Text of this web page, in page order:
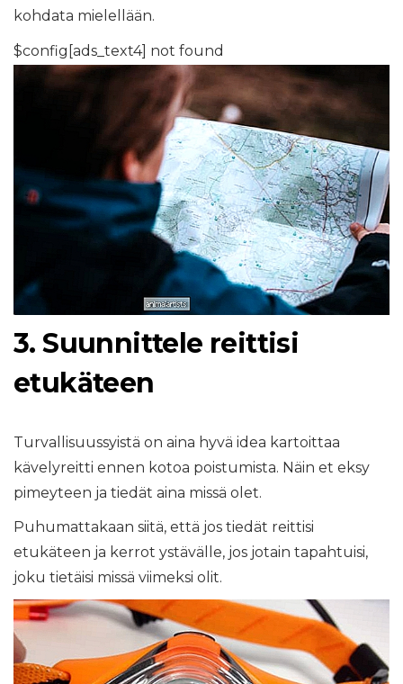
kohdata mielellään.
$config[ads_text4] not found
3. Suunnittele reittisi
etukäteen
Turvallisuussyistä on aina hyvä idea kartoittaa
kävelyreitti ennen kotoa poistumista. Näin et eksy
pimeyteen ja tiedät aina missä olet.
Puhumattakaan siitä, että jos tiedät reittisi
etukäteen ja kerrot ystävälle, jos jotain tapahtuisi,
joku tietäisi missä viimeksi olit.